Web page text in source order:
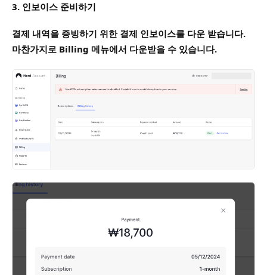
3. 인보이스 준비하기
결제 내역을 증빙하기 위한 결제 인보이스를 다운 받습니다.
마찬가지로 Billing 메뉴에서 다운받을 수 있습니다.